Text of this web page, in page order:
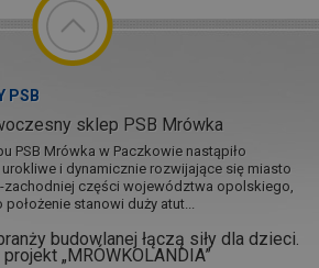
PSB
sklep PSB Mrówka
PSB Mrówka w Paczkowie nastąpiło
urokliwe i dynamicznie rozwijające się miasto
zachodniej części województwa opolskiego,
stanowi duży atut...
budowlanej łączą siły dla dzieci.
„MRÓWKOLANDIA”